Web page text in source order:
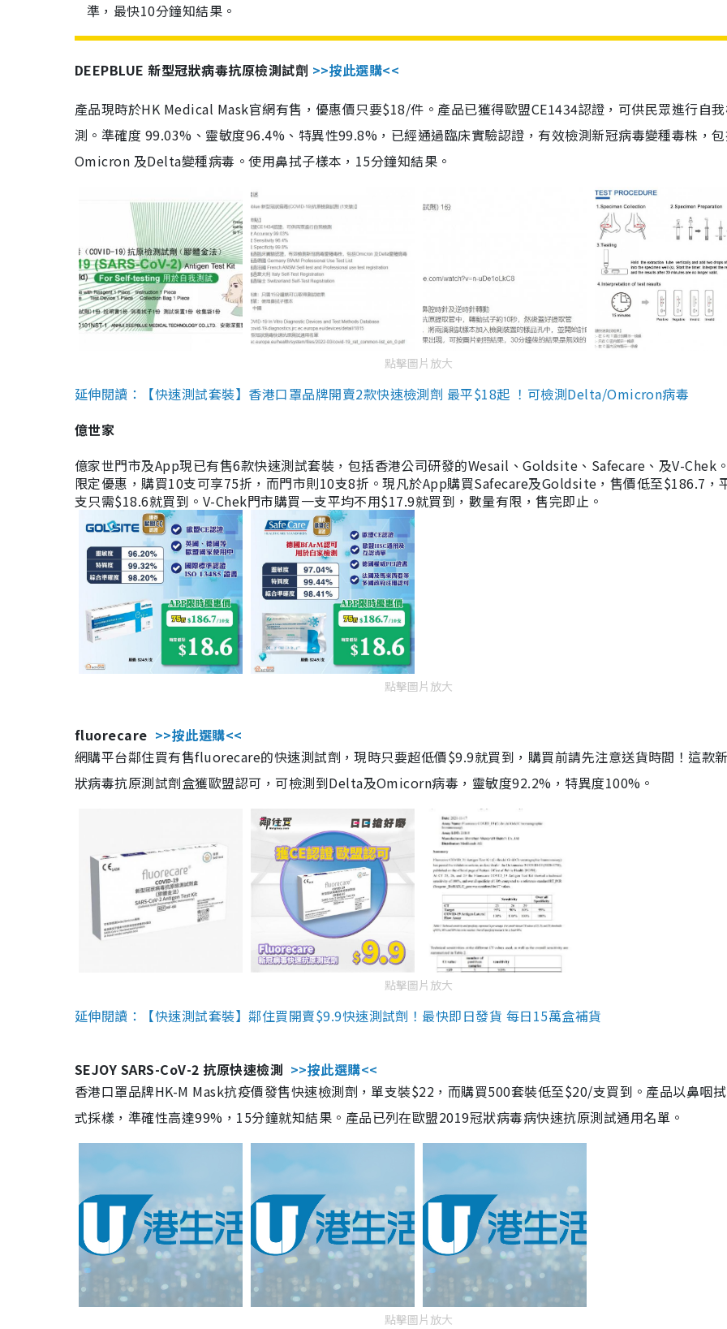
準，最快10分鐘知結果。
DEEPBLUE 新型冠狀病毒抗原檢測試劑 >>按此選購<<
產品現時於HK Medical Mask官網有售，優惠價只要$18/件。產品已獲得歐盟CE1434認證，可供民眾進行自
測。準確度 99.03%、靈敏度96.4%、特異性99.8%，已經通過臨床實驗認證，有效檢測新冠病毒變種毒株，
Omicron 及Delta變種病毒。使用鼻拭子樣本，15分鐘知結果。
點擊圖片放大
延伸閱讀：【快速測試套裝】香港口罩品牌開賣2款快速檢測劑 最平$18起 ！可檢測Delta/Omicron病毒
億世家
億家世門市及App現已有售6款快速測試套裝，包括香港公司研發的Wesail、Goldsite、Safecare、及V-Chek
限定優惠，購買10支可享75折，而門市則10支8折。現凡於App購買Safecare及Goldsite，售價低至$186.7，
支只需$18.6就買到。V-Chek門市購買一支平均不用$17.9就買到，數量有限，售完即止。
點擊圖片放大
fluorecare >>按此選購<<
網購平台鄰住買有售fluorecare的快速測試劑，現時只要超低價$9.9就買到，購買前請先注意送貨時間！這款
狀病毒抗原測試劑盒獲歐盟認可，可檢測到Delta及Omicorn病毒，靈敏度92.2%，特異度100%。
點擊圖片放大
延伸閱讀：【快速測試套裝】鄰住買開賣$9.9快速測試劑！最快即日發貨 每日15萬盒補貨
SEJOY SARS-CoV-2 抗原快速檢測 >>按此選購<<
香港口罩品牌HK-M Mask抗疫價發售快速檢測劑，單支裝$22，而購買500套裝低至$20/支買到。產品以鼻咽
式採樣，準確性高達99%，15分鐘就知結果。產品已列在歐盟2019冠狀病毒病快速抗原測試通用名單。
點擊圖片放大